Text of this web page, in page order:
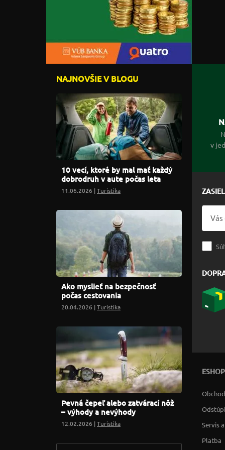
NAJNOVŠIE V BLOGU
10 vecí, ktoré by mal mať každý
dobrodruh v aute počas leta
11.06.2026 |Turistika
Ako myslieť na bezpečnosť
počas cestovania
20.04.2026 |Turistika
Pevná čepeľ alebo zatvárací nôž
– výhody a nevýhody
12.02.2026 |Turistika
v
Servis
Platba